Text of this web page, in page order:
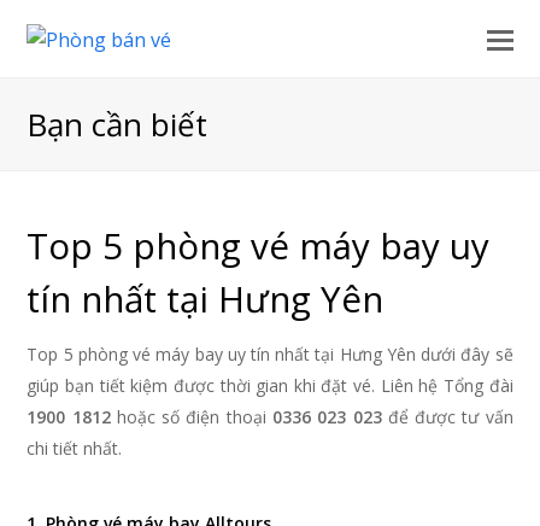
Bạn cần biết
Top 5 phòng vé máy bay uy
tín nhất tại Hưng Yên
Top 5 phòng vé máy bay uy tín nhất tại Hưng Yên dưới đây sẽ
giúp bạn tiết kiệm được thời gian khi đặt vé. Liên hệ Tổng đài
1900 1812hoặc số điện thoại 0336 023 023để được tư vấn
chi tiết nhất.